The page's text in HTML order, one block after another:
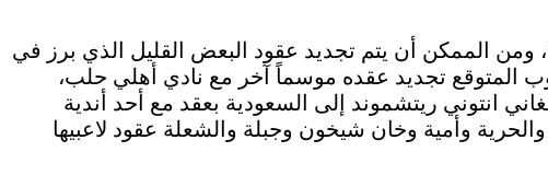
ومن الممكن أن يتم تجديد عقود البعض القليل الذي برز في
المتوقع تجديد عقده موسماً آخر مع نادي أهلي حلب،
انتوني ريتشموند إلى السعودية بعقد مع أحد أندية
وأمية وخان شيخون وجبلة والشعلة عقود لاعبيها